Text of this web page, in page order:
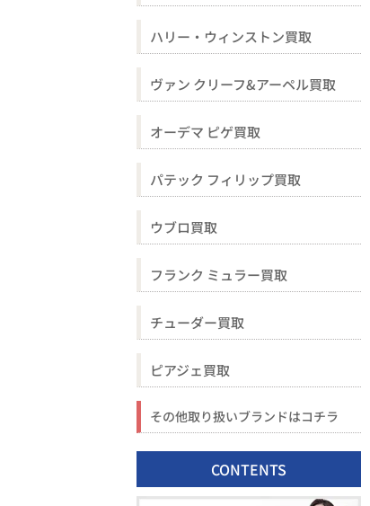
ハリー・ウィンストン買取
ヴァン クリーフ&アーペル買取
オーデマ ピゲ買取
パテック フィリップ買取
ウブロ買取
フランク ミュラー買取
チューダー買取
ピアジェ買取
その他取り扱いブランドはコチラ
CONTENTS